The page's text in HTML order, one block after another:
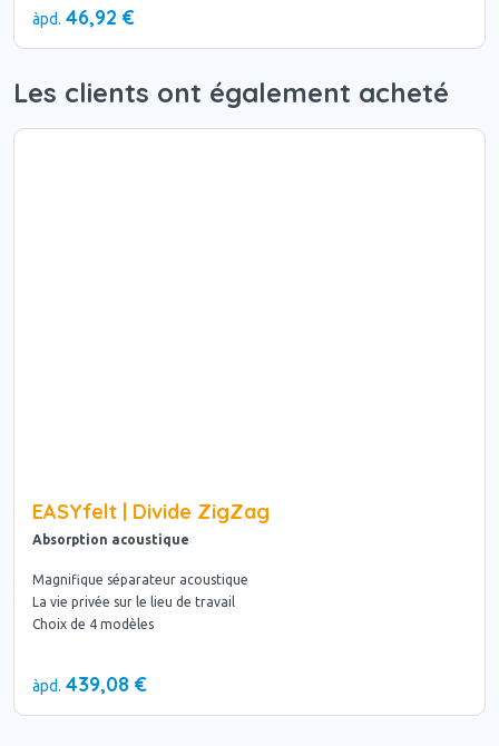
àpd. 46,92 €
Les clients ont également acheté
EASYfelt | Divide ZigZag
Absorption acoustique
Magnifique séparateur acoustique
La vie privée sur le lieu de travail
Choix de 4 modèles
àpd. 439,08 €